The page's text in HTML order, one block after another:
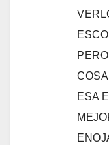
ESA